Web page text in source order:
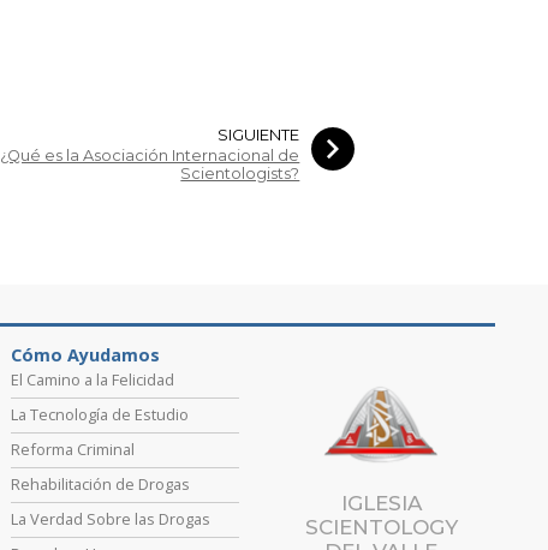
SIGUIENTE
¿Qué es la Asociación Internacional de
Scientologists?
Cómo Ayudamos
El Camino a la Felicidad
La Tecnología de Estudio
Reforma Criminal
Rehabilitación de Drogas
La Verdad Sobre las Drogas
IGLESIA
SCIENTOLOGY